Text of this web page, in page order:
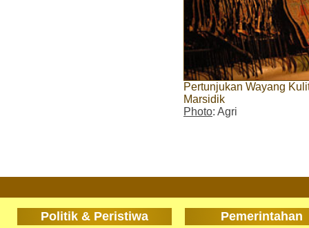
Pertunjukan Wayang
Marsidik
Photo: Agri
Politik & Peristiwa Pemerintahan